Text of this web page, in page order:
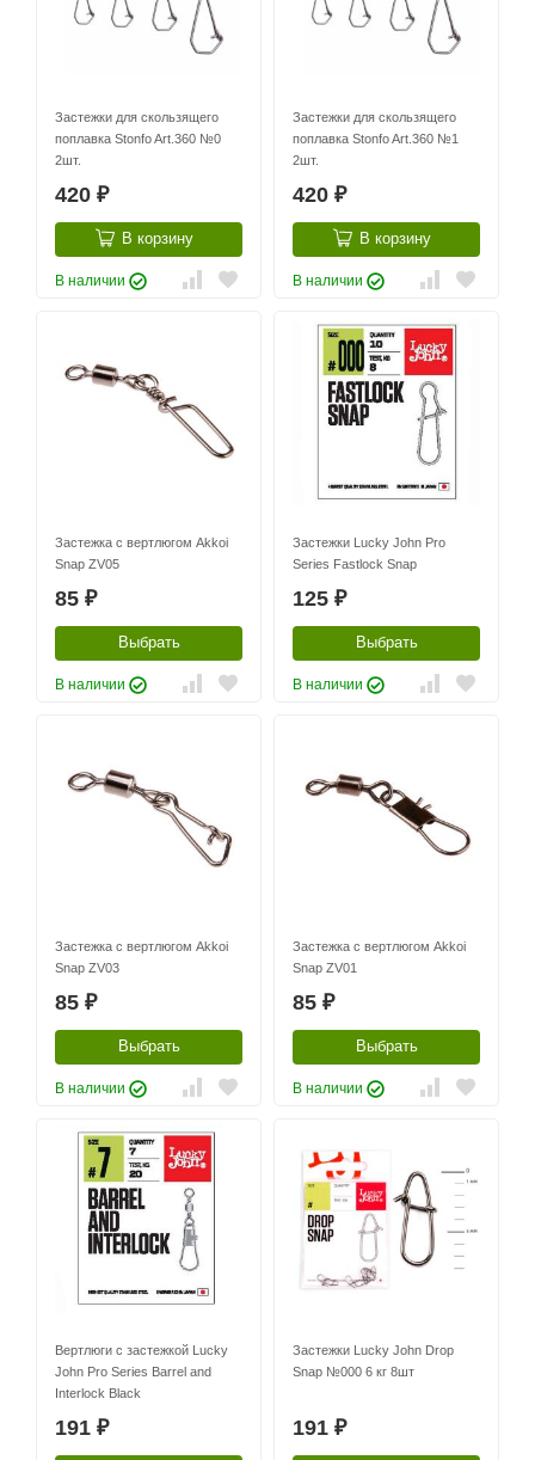
Застежки для скользящего
поплавка Stonfo Art.360 №0
2шт.
420 ₽
В корзину
В наличии
Застежки для скользящего
поплавка Stonfo Art.360 №1
2шт.
420 ₽
В корзину
В наличии
Застежка с вертлюгом Akkoi
Snap ZV05
85 ₽
Выбрать
В наличии
Застежки Lucky John Pro
Series Fastlock Snap
125 ₽
Выбрать
В наличии
Застежка с вертлюгом Akkoi
Snap ZV03
85 ₽
Выбрать
В наличии
Застежка с вертлюгом Akkoi
Snap ZV01
85 ₽
Выбрать
В наличии
Вертлюги с застежкой Lucky
John Pro Series Barrel and
Interlock Black
191 ₽
Застежки Lucky John Drop
Snap №000 6 кг 8шт
191 ₽